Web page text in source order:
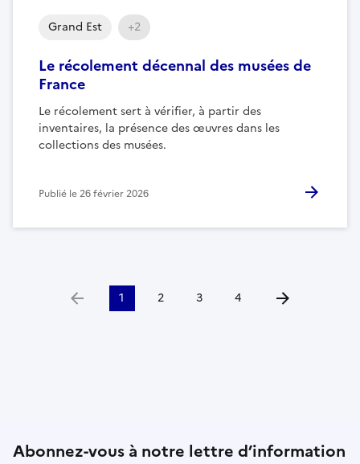
Le récolement décennal des musées de
France
Le récolement sert à vérifier, à partir des
inventaires, la présence des œuvres dans les
collections des musées.
Grand Est +2
Publié le26 février 2026
Aller à la page précédente
1 2 3 4 Aller à la page
Abonnez-vous à notre lettre d’information